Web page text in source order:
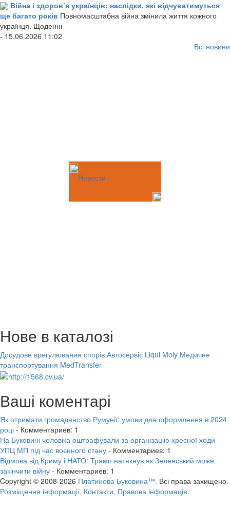
Війна і здоров’я українців: наслідки, які відчуватимуться
ще багато років Повномасштабна війна змінила життя кожного
українця. Щоденні
- 15.06.2026 11:02
Всі новини
Новости
Нове в каталозі
Досудове врегулювання спорів Автосервіс Liqui Moly Медичне
транспортування MedTransfer
Ваші коментарі
Як отримати громадянство Румунії: умови для оформлення в 2024
році - Комментариев: 1
На Буковині чоловіка оштрафували за організацію хресної ходи
УПЦ МП під час воєнного стану - Комментариев: 1
Відмова від Криму і НАТО: Трамп натякнув як Зеленський може
закінчити війну - Комментариев: 1
Copyright © 2008-2026 Платинова Буковина™. Всі права захищено.
Розміщення інформації. Контакти. Правова інформація.